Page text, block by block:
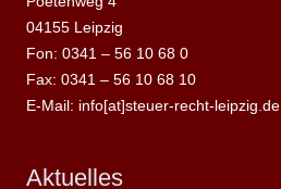
04155 Leipzig
Fon: 0341 – 56 10 68 0
Fax: 0341 – 56 10 68 10
E-Mail: info[at]steuer-recht-leipzig.de
Aktuelles